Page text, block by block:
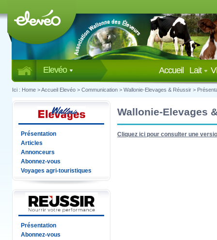
Elevéo Lait
Accueil
Ici : Home >Accueil Elevéo > Communication > Wallonie-Elevages & Réussir >
Présentation
Articles
Annonceurs
Abonnez-vous
Voyages agri-touristiques
Présentation
Abonnez-vous
Wallonie-Elevages
Cliquez ici pour consulter une